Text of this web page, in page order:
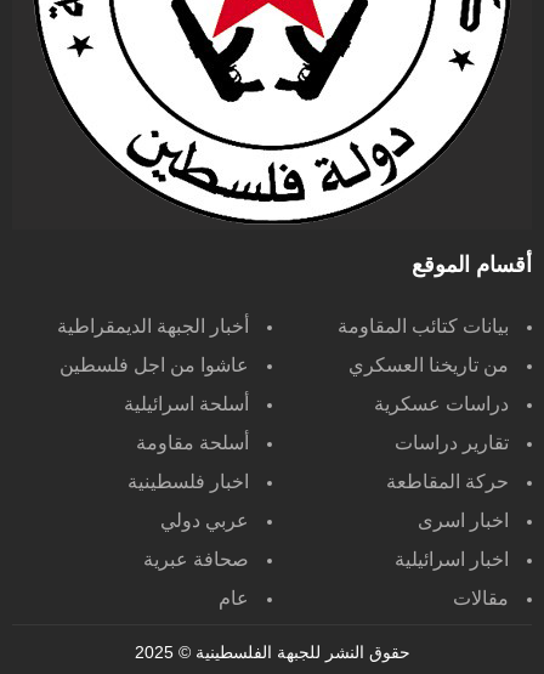
أقسام الموقع
بيانات كتائب المقاومة
أخبار الجبهة الديمقراطية
من تاريخنا العسكري
عاشوا من اجل فلسطين
دراسات عسكرية
أسلحة اسرائيلية
تقارير دراسات
أسلحة مقاومة
حركة المقاطعة
اخبار فلسطينية
اخبار اسرى
عربي دولي
اخبار اسرائيلية
صحافة عبرية
مقالات
عام
حقوق النشر للجبهة الفلسطينية© 2025